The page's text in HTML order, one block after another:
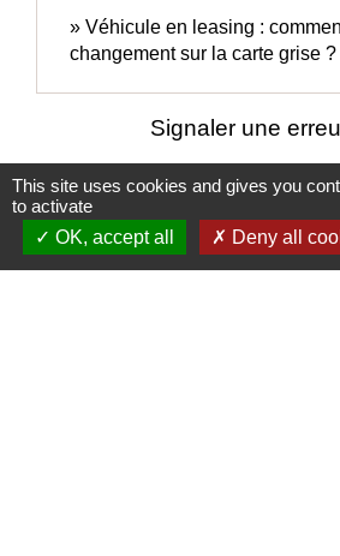
Véhicule en leasing :
changement sur la carte grise ?
Signaler une
Contacts
This site uses cookies and gives you
to activate
OK, accept all
Deny all